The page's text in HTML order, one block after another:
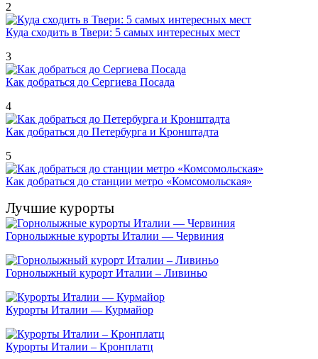
2
Куда сходить в Твери: 5 самых интересных мест
3
Как добраться до Сергиева Посада
4
Как добраться до Петербурга и Кронштадта
5
Как добраться до станции метро «Комсомольская»
Лучшие курорты
Горнолыжные курорты Италии — Червиния
Горнолыжный курорт Италии – Ливиньо
Курорты Италии — Курмайор
Курорты Италии – Кронплатц